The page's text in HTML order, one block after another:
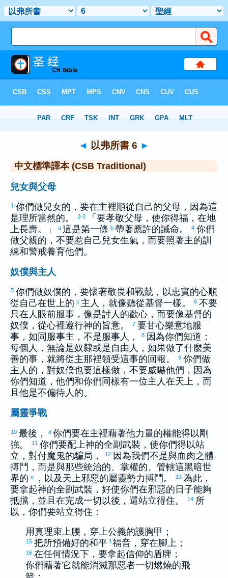
> 以弗所書 6
◄ 以弗所書 6 ►
中文標準譯本 (CSB Traditional)
兒女與父母
1 你們做兒女的，要在主裡順從自己的父母，因為這
是理所當然的。
2-3
「要孝敬父母，使你得福，在地
上長壽。」
a 這是第一條 b 帶著應許的誡命。 4 你們
做父親的，不要惹自己兒女生氣，而要照著主的訓
練和警戒養育他們。
奴僕與主人
5 你們做奴僕的，要懷著敬畏和戰兢，以忠實的心順
從自己在世上的 c 主人，就像聽從基督一樣。 6 不要
只在人眼前服事，像是討人的歡心，而要像基督的
奴僕，從心裡遵行神的旨意。
7 要甘心樂意地服
事，如同服事主，不是服事人，
8 因為你們知道：
每個人，無論是奴隸或是自由人，如果做了什麼美
善的事，就將從主那裡領受這事的回報。
9 你們做
主人的，對奴僕也要這樣做，不要威嚇他們，因為
你們知道，他們和你們同樣有一位主人在天上，而
且他是不偏待人的。
屬靈爭戰
10 最後， d 你們要在主裡藉著他力量的權能得以剛
強。
11 你們要配上神的全副武裝，使你們得以站
立，對付魔鬼的騙局，
12 因為我們不是與血肉之體
搏鬥，而是與那些統治的、掌權的、管轄這黑暗世
界的 e ，以及天上邪惡的屬靈勢力搏鬥。 13 為此，
要拿起神的全副武裝，好使你們在邪惡的日子能夠
抵擋，並且在完成一切以後，還站立得住。
14 所
以，你們要站立得住：
用真理束上腰，穿上公義的護胸甲；
15 把所預備好的和平 f 福音，穿在腳上；
16 在任何情況下，要拿起信仰的盾牌；
你們藉著它就能消滅那惡者一切燃燒的飛